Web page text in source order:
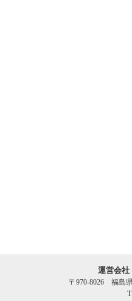
運営会
〒970-8026 福島